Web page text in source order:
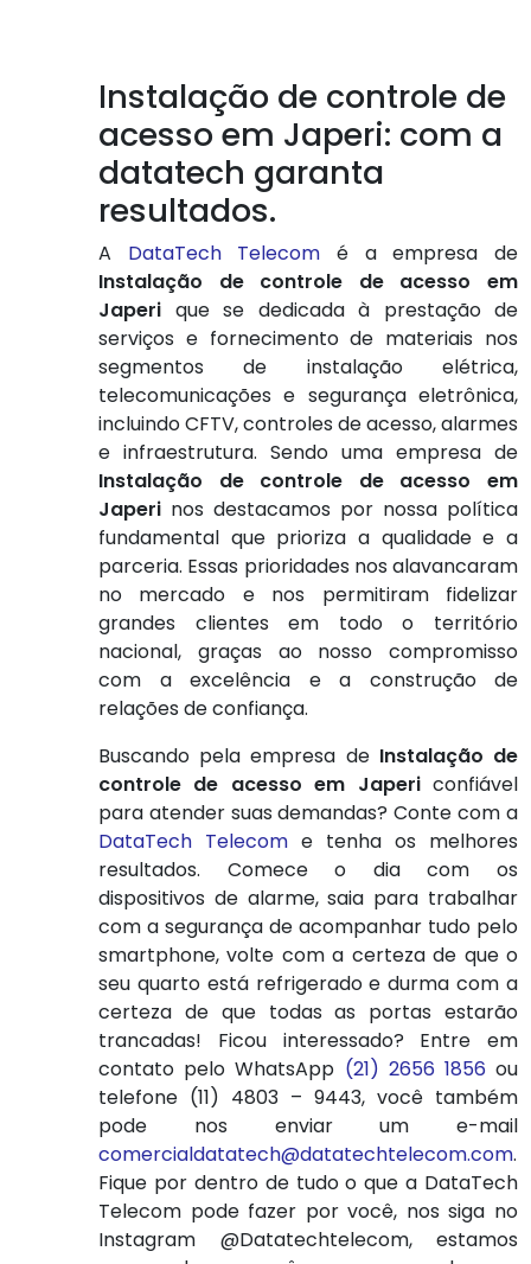
Instalação de controle de
acesso em Japeri: com a
datatech garanta
resultados.
A DataTech Telecom é a empresa de
Instalação de controle de acesso em
Japeri que se dedicada à prestação de
serviços e fornecimento de materiais nos
segmentos de instalação elétrica,
telecomunicações e segurança eletrônica,
incluindo CFTV, controles de acesso, alarmes
e infraestrutura. Sendo uma empresa de
Instalação de controle de acesso em
Japeri nos destacamos por nossa política
fundamental que prioriza a qualidade e a
parceria. Essas prioridades nos alavancaram
no mercado e nos permitiram fidelizar
grandes clientes em todo o território
nacional, graças ao nosso compromisso
com a excelência e a construção de
relações de confiança.
Buscando pela empresa de Instalação de
controle de acesso em Japericonfiável
para atender suas demandas? Conte com a
DataTech Telecom e tenha os melhores
resultados. Comece o dia com os
dispositivos de alarme, saia para trabalhar
com a segurança de acompanhar tudo pelo
smartphone, volte com a certeza de que o
seu quarto está refrigerado e durma com a
certeza de que todas as portas estarão
trancadas! Ficou interessado? Entre em
contato pelo WhatsApp (21) 2656 1856 ou
telefone (11) 4803 – 9443, você também
pode nos enviar um e-mail
comercialdatatech@datatechtelecom.com.
Fique por dentro de tudo o que a DataTech
Telecom pode fazer por você, nos siga no
Instagram @Datatechtelecom, estamos